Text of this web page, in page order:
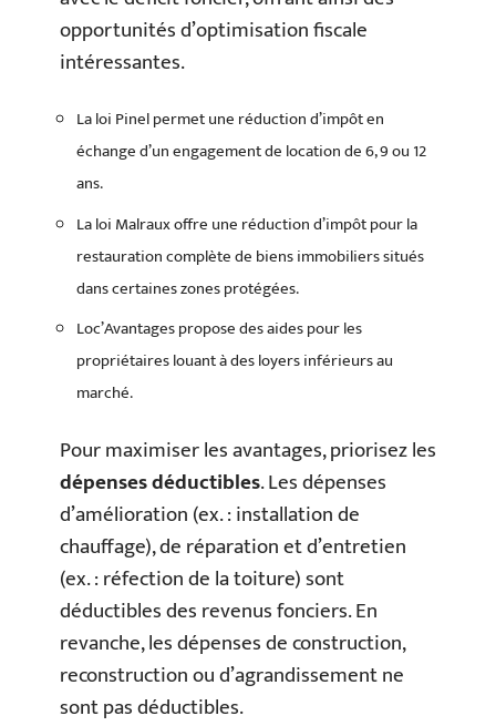
opportunités d’optimisation fiscale
intéressantes.
La loi Pinel permet une réduction d’impôt en
échange d’un engagement de location de 6, 9 ou 12
ans.
La loi Malraux offre une réduction d’impôt pour la
restauration complète de biens immobiliers situés
dans certaines zones protégées.
Loc’Avantages propose des aides pour les
propriétaires louant à des loyers inférieurs au
marché.
Pour maximiser les avantages, priorisez les
dépenses déductibles. Les dépenses
d’amélioration (ex. : installation de
chauffage), de réparation et d’entretien
(ex. : réfection de la toiture) sont
déductibles des revenus fonciers. En
revanche, les dépenses de construction,
reconstruction ou d’agrandissement ne
sont pas déductibles.